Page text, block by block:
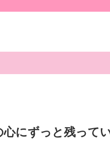
にずっと残って